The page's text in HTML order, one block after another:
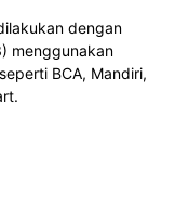
dengan
menggunakan
BCA, Mandiri,